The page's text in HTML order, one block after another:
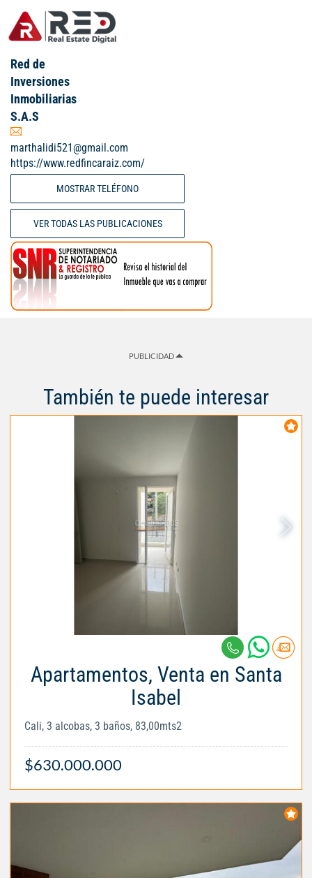
Red de
Inversiones
Inmobiliarias
S.A.S
marthalidi521@gmail.com
https://www.redfincaraiz.com/
MOSTRAR TELÉFONO
VER TODAS LAS PUBLICACIONES
PUBLICIDAD
También te puede interesar
Apartamentos, Venta en Santa
Isabel
Cali, 3 alcobas, 3 baños, 83,00mts2
$630.000.000